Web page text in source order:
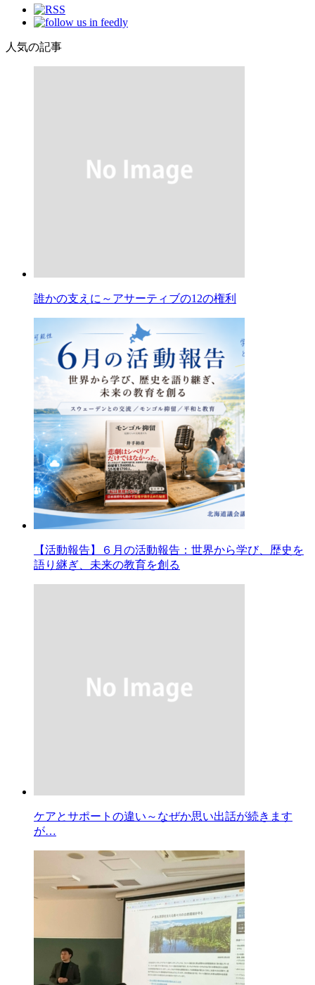
人気の記事
誰かの支えに～アサーティブの12の権利
【活動報告】６月の活動報告：世界から学び、歴史を
語り継ぎ、未来の教育を創る
ケアとサポートの違い～なぜか思い出話が続きます
が…